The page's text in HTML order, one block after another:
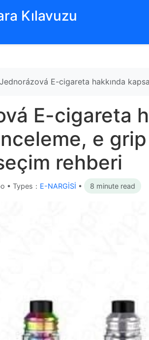
Kılavuzu‌
Jednorázová E-cigareta hakkında
E-cigareta
e
rehberi
• Types： E-NARGİSİ • 8 minute read